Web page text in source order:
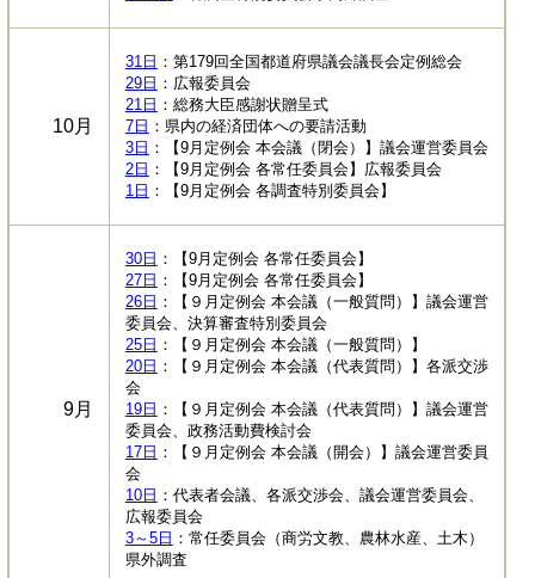
10月
31日 ：第179回全国都道府県議会議長会定例総会
29日 ：広報委員会
21日 ：総務大臣感謝状贈呈式
7日 ：県内の経済団体への要請活動
3日 ：【9月定例会 本会議（閉会）】議会運営委員会
2日 ：【9月定例会 各常任委員会】広報委員会
1日 ：【9月定例会 各調査特別委員会】
9月
30日 ：【9月定例会 各常任委員会】
27日 ：【9月定例会 各常任委員会】
26日 ：【９月定例会 本会議（一般質問）】議会運営
委員会、決算審査特別委員会
25日 ：【９月定例会 本会議（一般質問）】
20日 ：【９月定例会 本会議（代表質問）】各派交渉
会
19日 ：【９月定例会 本会議（代表質問）】議会運営
委員会、政務活動費検討会
17日 ：【９月定例会 本会議（開会）】議会運営委員
会
10日 ：代表者会議、各派交渉会、議会運営委員会、
広報委員会
3～5日 ：常任委員会（商労文教、農林水産、土木）
県外調査